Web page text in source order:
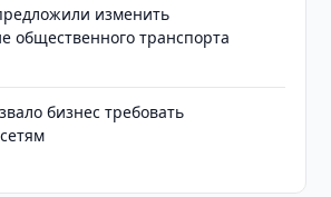
изменить
общественного транспорта
бизнес требовать